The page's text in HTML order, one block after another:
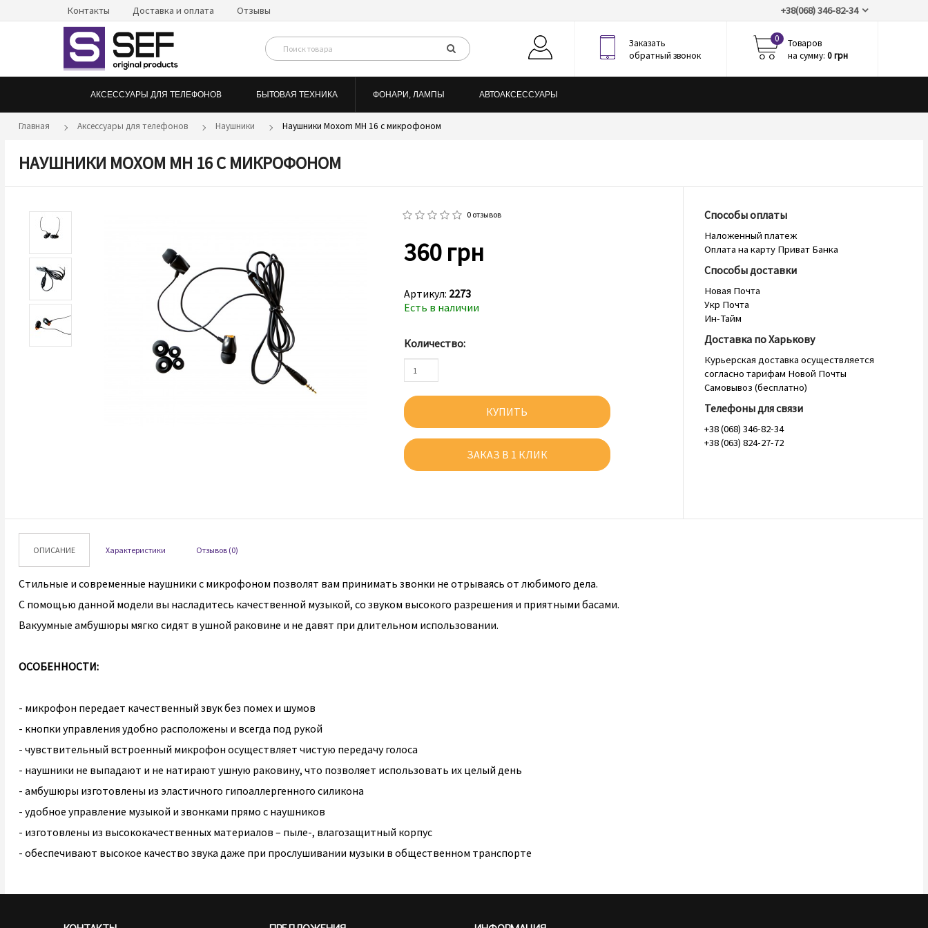
Контакты Доставка и оплата Отзывы +38(068) 346-82-34
Заказать
обратный звонок
Товаров
на сумму: 0 грн
0
АКСЕССУАРЫ ДЛЯ ТЕЛЕФОНОВ БЫТОВАЯ ТЕХНИКА ФОНАРИ, ЛАМПЫ АВТОАКСЕССУАРЫ
Главная Аксессуары для телефонов Наушники Наушники Moxom MH 16 с микрофоном
НАУШНИКИ MOXOM MH 16 С МИКРОФОНОМ
0 отзывов
360 грн
Артикул: 2273
Есть в наличии
Количество:
КУПИТЬ
ЗАКАЗ В 1 КЛИК
Способы оплаты
Наложенный платеж
Оплата на карту Приват Банка
Способы доставки
Новая Почта
Укр Почта
Ин-Тайм
Доставка по Харькову
Курьерская доставка осуществляется
согласно тарифам Новой Почты
Самовывоз (бесплатно)
Телефоны для связи
+38 (068) 346-82-34
+38 (063) 824-27-72
ОПИСАНИЕ Характеристики Отзывов (0)
Стильные и современные наушники с микрофоном позволят вам принимать звонки не отрываясь от любимого дела.
С помощью данной модели вы насладитесь качественной музыкой, со звуком высокого разрешения и приятными басами.
Вакуумные амбушюры мягко сидят в ушной раковине и не давят при длительном использовании.
ОСОБЕННОСТИ:
- микрофон передает качественный звук без помех и шумов
- кнопки управления удобно расположены и всегда под рукой
- чувствительный встроенный микрофон осуществляет чистую передачу голоса
- наушники не выпадают и не натирают ушную раковину, что позволяет использовать их целый день
- амбушюры изготовлены из эластичного гипоаллергенного силикона
- удобное управление музыкой и звонками прямо с наушников
- изготовлены из высококачественных материалов – пыле-, влагозащитный корпус
- обеспечивают высокое качество звука даже при прослушивании музыки в общественном транспорте